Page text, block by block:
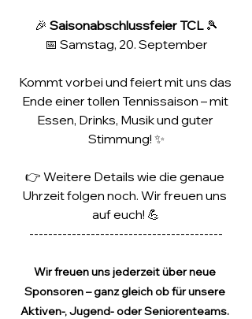
🎉 Saisonabschlussfeier TCL 🎾
📅 Samstag, 20. September
Kommt vorbei und feiert mit uns das
Ende einer tollen Tennissaison – mit
Essen, Drinks, Musik und guter
Stimmung! ✨
👉 Weitere Details wie die genaue
Uhrzeit folgen noch. Wir freuen uns
auf euch! 💪
-----------------------------------------
Wir freuen uns jederzeit über neue
Sponsoren – ganz gleich ob für unsere
Aktiven-, Jugend- oder Seniorenteams.